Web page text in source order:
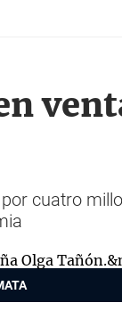
cuatro